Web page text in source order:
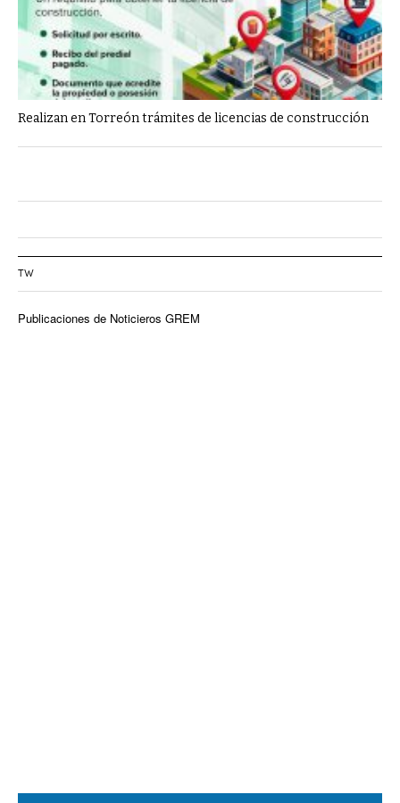
Realizan en Torreón trámites de licencias de construcción
TW
Publicaciones de Noticieros GREM